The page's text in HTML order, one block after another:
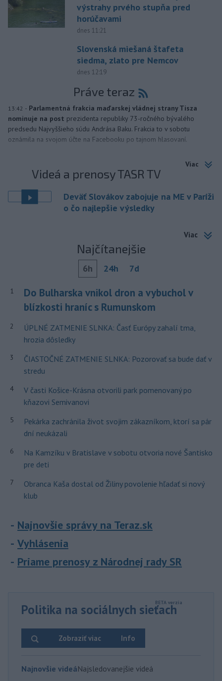
výstrahy prvého stupňa pred
horúčavami
dnes 11:21
Slovenská miešaná štafeta
siedma, zlato pre Nemcov
dnes 12:19
Práve teraz
13:42 - Parlamentná frakcia maďarskej vládnej strany Tisza
nominuje na post prezidenta republiky 73-ročného bývalého
predsedu Najvyššieho súdu Andrása Baku. Frakcia to v sobotu
oznámila na svojom účte na Facebooku po tajnom hlasovaní.
Viac
Videá a prenosy TASR TV
Deväť Slovákov zabojuje na ME v Paríži
o čo najlepšie výsledky
Viac
Najčítanejšie
6h 24h 7d
1
Do Bulharska vnikol dron a vybuchol v
blízkosti hraníc s Rumunskom
2
ÚPLNÉ ZATMENIE SLNKA: Časť Európy zahalí tma,
hrozia dôsledky
3
ČIASTOČNÉ ZATMENIE SLNKA: Pozorovať sa bude dať v
stredu
4
V časti Košice-Krásna otvorili park pomenovaný po
kňazovi Semivanovi
5
Pekárka zachránila život svojim zákazníkom, ktorí sa pár
dní neukázali
6
Na Kamzíku v Bratislave v sobotu otvoria nové Šantisko
pre deti
7
Obranca Kaša dostal od Žiliny povolenie hľadať si nový
klub
Najnovšie správy na Teraz.sk
Vyhlásenia
Priame prenosy z Národnej rady SR
Politika na sociálnych sieťach
Info
Zobraziť viac
Najnovšie videáNajsledovanejšie videá